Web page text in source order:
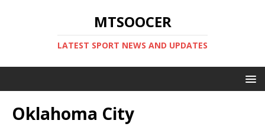
MTSOOCER
LATEST SPORT NEWS AND UPDATES
Oklahoma City